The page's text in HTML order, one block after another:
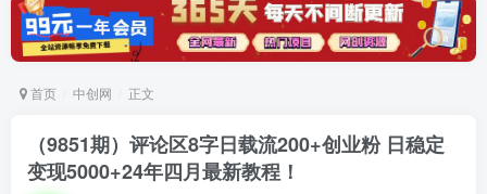
首页 中创网 正文
（9851期）评论区8字日载流200+创业粉 日稳定
变现5000+24年四月最新教程！